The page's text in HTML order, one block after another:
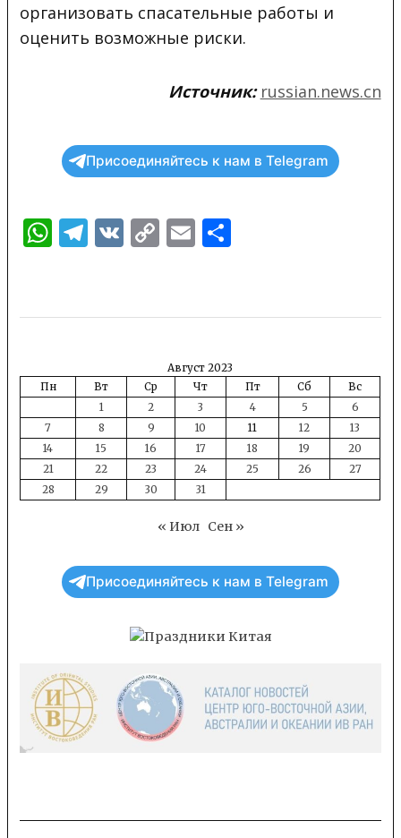
организовать спасательные работы и
оценить возможные риски.
Источник: russian.news.cn
Присоединяйтесь к нам в Telegram
WhatsApp
Telegram
VKCopyEmail
Август 2023
Пн
Вт Ср Чт Пт Сб
Вс
1
2 3 4 5
6
7
8 9 10 11 12
13
14
15 16 17 18 19
20
21
22 23 24 25 26
27
28
29 30 31
« Июл Сен »
Присоединяйтесь к нам в Telegram